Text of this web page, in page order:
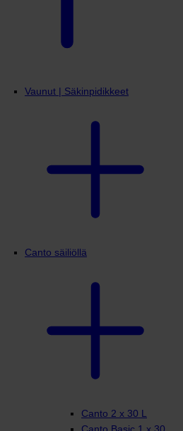
Vaunut | Säkinpidikkeet
Canto säiliöllä
Canto 2 x 30 L